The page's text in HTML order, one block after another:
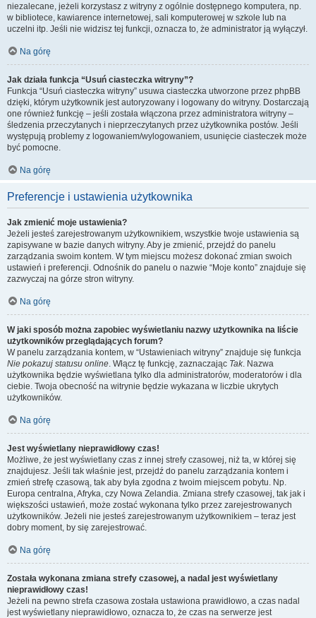
niezalecane, jeżeli korzystasz z witryny z ogólnie dostępnego komputera, np.
w bibliotece, kawiarence internetowej, sali komputerowej w szkole lub na
uczelni itp. Jeśli nie widzisz tej funkcji, oznacza to, że administrator ją wyłączył.
Na górę
Jak działa funkcja “Usuń ciasteczka witryny”?
Funkcja “Usuń ciasteczka witryny” usuwa ciasteczka utworzone przez phpBB
dzięki, którym użytkownik jest autoryzowany i logowany do witryny. Dostarczają
one również funkcję – jeśli została włączona przez administratora witryny –
śledzenia przeczytanych i nieprzeczytanych przez użytkownika postów. Jeśli
występują problemy z logowaniem/wylogowaniem, usunięcie ciasteczek może
być pomocne.
Na górę
Preferencje i ustawienia użytkownika
Jak zmienić moje ustawienia?
Jeżeli jesteś zarejestrowanym użytkownikiem, wszystkie twoje ustawienia są
zapisywane w bazie danych witryny. Aby je zmienić, przejdź do panelu
zarządzania swoim kontem. W tym miejscu możesz dokonać zmian swoich
ustawień i preferencji. Odnośnik do panelu o nazwie “Moje konto” znajduje się
zazwyczaj na górze stron witryny.
Na górę
W jaki sposób można zapobiec wyświetlaniu nazwy użytkownika na liście
użytkowników przeglądających forum?
W panelu zarządzania kontem, w “Ustawieniach witryny” znajduje się funkcja
Nie pokazuj statusu online. Włącz tę funkcję, zaznaczając Tak. Nazwa
użytkownika będzie wyświetlana tylko dla administratorów, moderatorów i dla
ciebie. Twoja obecność na witrynie będzie wykazana w liczbie ukrytych
użytkowników.
Na górę
Jest wyświetlany nieprawidłowy czas!
Możliwe, że jest wyświetlany czas z innej strefy czasowej, niż ta, w której się
znajdujesz. Jeśli tak właśnie jest, przejdź do panelu zarządzania kontem i
zmień strefę czasową, tak aby była zgodna z twoim miejscem pobytu. Np.
Europa centralna, Afryka, czy Nowa Zelandia. Zmiana strefy czasowej, tak jak i
większości ustawień, może zostać wykonana tylko przez zarejestrowanych
użytkowników. Jeżeli nie jesteś zarejestrowanym użytkownikiem – teraz jest
dobry moment, by się zarejestrować.
Na górę
Została wykonana zmiana strefy czasowej, a nadal jest wyświetlany
nieprawidłowy czas!
Jeżeli na pewno strefa czasowa została ustawiona prawidłowo, a czas nadal
jest wyświetlany nieprawidłowo, oznacza to, że czas na serwerze jest